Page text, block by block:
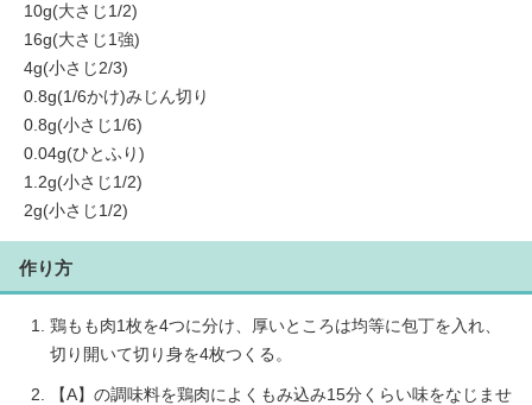
10g(大さじ1/2)
16g(大さじ1強)
4g(小さじ2/3)
0.8g(1/6かけ)みじん切り
0.8g(小さじ1/6)
0.04g(ひとふり)
1.2g(小さじ1/2)
2g(小さじ1/2)
作り方
鶏もも肉1枚を4つに分け、厚いところは均等に包丁を入れ、
切り開いて切り身を4枚つくる。
【A】の調味料を鶏肉によくもみ込み15分くらい味をなじませ